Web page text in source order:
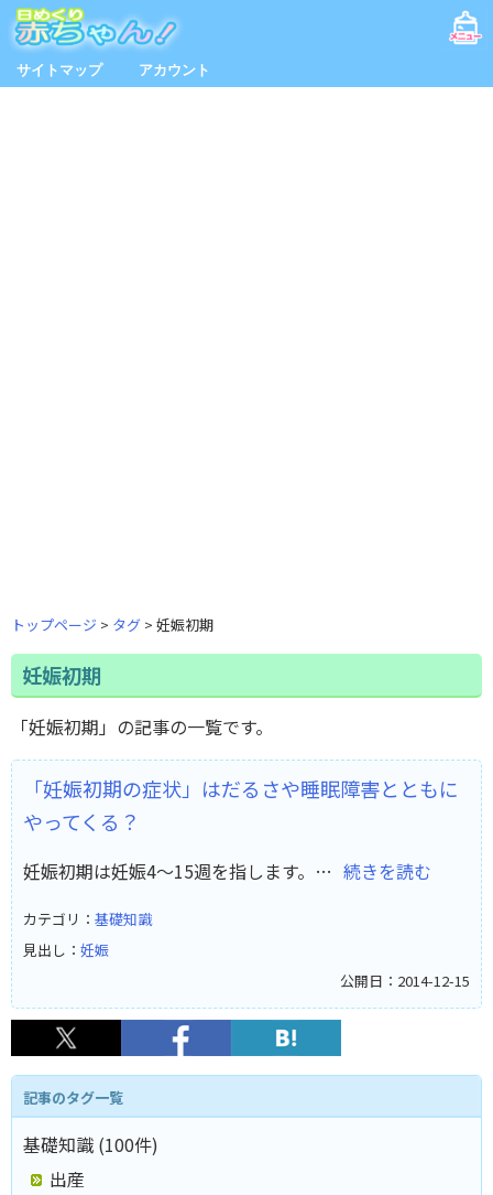
サイトマップ アカウント
トップページ タグ 妊娠初期
妊娠初期
「妊娠初期」の記事の一覧です。
「妊娠初期の症状」はだるさや睡眠障害とともに
やってくる？
妊娠初期は妊娠4～15週を指します。… 続きを読む
カテゴリ： 基礎知識
見出し： 妊娠
公開日：2014-12-15
記事のタグ一覧
基礎知識 (100件)
出産